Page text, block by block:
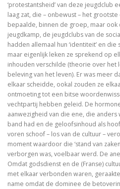
Luther. Zijn
Platoonse
Is het de schuld van de
Onder dezelfde sterren
Christelijke
Afsluitend
Voorwoorden. De
De Wittenbergse
‘protestantsheid’ van deze jeugdclub
laag zat, die – onbewust – het
bepaalde, binnen de groep, maar
jeugdkamp, de jeugdclubs van de
hadden allemaal hun ‘identiteit’ en
maar eigenlijk leken ze sprekend op
inhouden verschilde (theorie over het
beleving van het leven). Er was meer
elkaar scheidde, ookal zouden ze
ontmoeting tot een bitse
vechtpartij hebben geleid. De
aanwezigheid van die ene, die
band had en de geloofsinhoud als
voren schoof – los van de cultuur –
moment waardoor die ‘stand van
verborgen was, voelbaar werd. De
Omdat godsdienst en de (Franse)
met elkaar verbonden waren,
name omdat de dominee de